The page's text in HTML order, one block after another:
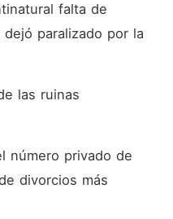
falta de
paralizado por la
las ruinas
número privado de
divorcios más